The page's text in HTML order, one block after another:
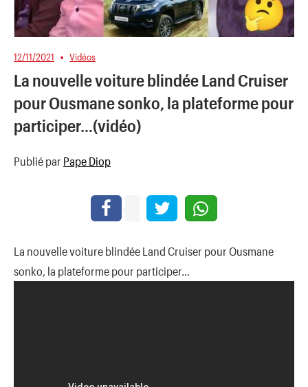
12/11/2021 Vidéos
La nouvelle voiture blindée Land Cruiser
pour Ousmane sonko, la plateforme pour
participer…(vidéo)
Publié par Pape Diop
La nouvelle voiture blindée Land Cruiser pour Ousmane
sonko, la plateforme pour participer…